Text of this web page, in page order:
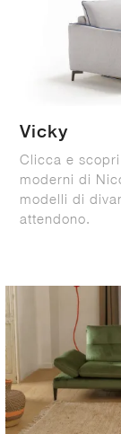
Vicky
Clicca e
moderni di
modelli di
attendono.